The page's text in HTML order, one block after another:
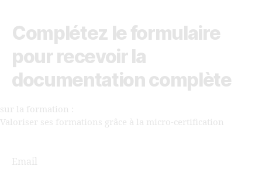
Complétez le formulaire
pour recevoir la
documentation complète
sur la formation :
Valoriser ses formations grâce à la micro-certification
Email